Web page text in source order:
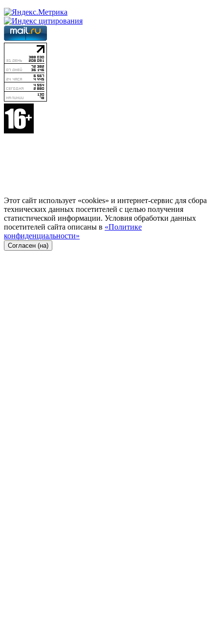
Этот сайт использует «cookies» и интернет-сервис для сбора
технических данных посетителей с целью получения
статистической информации. Условия обработки данных
посетителей сайта описаны в «Политике
конфиденциальности»
Согласен (на)